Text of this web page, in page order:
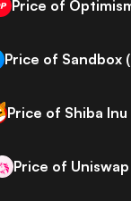
Price of
Price of Sandbox
Price of Shiba Inu
Price of Uniswap